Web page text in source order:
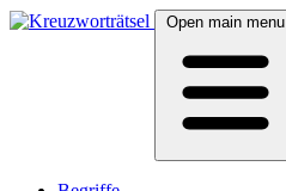
Open main menu